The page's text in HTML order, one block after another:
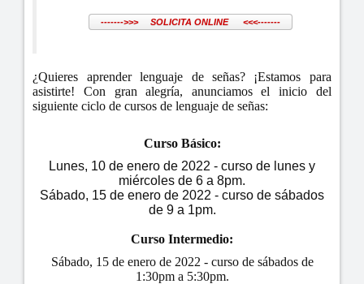
------->>> SOLICITA ONLINE <<<-------
¿Quieres aprender lenguaje de señas? ¡Estamos para
asistirte! Con gran alegría, anunciamos el inicio del
siguiente ciclo de cursos de lenguaje de señas:
Curso Básico:
Lunes, 10 de enero de 2022 - curso de lunes y
miércoles de 6 a 8pm.
Sábado, 15 de enero de 2022 - curso de sábados
de 9 a 1pm.
Curso Intermedio:
Sábado, 15 de enero de 2022 - curso de sábados de
1:30pm a 5:30pm.